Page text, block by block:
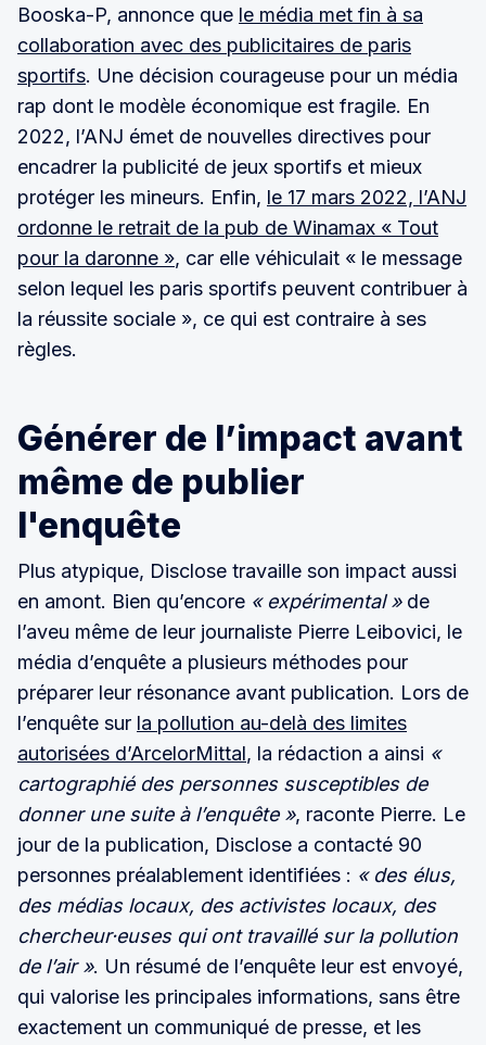
bien choisis. Une enquête signée @lallakhr”.
Booska-P, annonce que le média met fin à sa
collaboration avec des publicitaires de paris
sportifs. Une décision courageuse pour un média
rap dont le modèle économique est fragile. En
2022, l’ANJ émet de nouvelles directives pour
encadrer la publicité de jeux sportifs et mieux
protéger les mineurs. Enfin, le 17 mars 2022, l’ANJ
ordonne le retrait de la pub de Winamax « Tout
pour la daronne », car elle véhiculait « le message
selon lequel les paris sportifs peuvent contribuer à
la réussite sociale », ce qui est contraire à ses
règles.
Générer de l’impact avant
même de publier
l'enquête
Plus atypique, Disclose travaille son impact aussi
en amont. Bien qu’encore « expérimental »de
l’aveu même de leur journaliste Pierre Leibovici, le
média d’enquête a plusieurs méthodes pour
préparer leur résonance avant publication. Lors de
l’enquête sur la pollution au-delà des limites
autorisées d’ArcelorMittal, la rédaction a ainsi «
cartographié des personnes susceptibles de
donner une suite à l’enquête », raconte Pierre. Le
jour de la publication, Disclose a contacté 90
personnes préalablement identifiées : « des élus,
des médias locaux, des activistes locaux, des
chercheur·euses qui ont travaillé sur la pollution
de l’air ». Un résumé de l’enquête leur est envoyé,
qui valorise les principales informations, sans être
exactement un communiqué de presse, et les